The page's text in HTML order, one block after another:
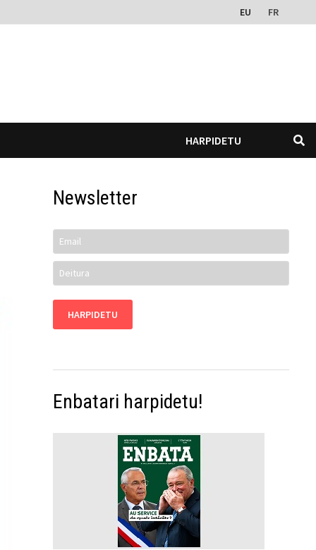
EU FR
HARPIDETU
Newsletter
Enbatari harpidetu!